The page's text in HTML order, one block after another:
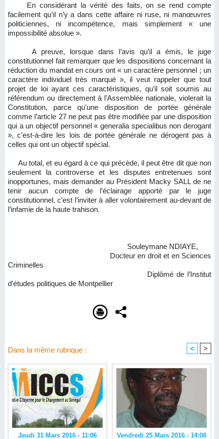
En considérant la vérité des faits, on se rend compte
facilement qu’il n’y a dans cette affaire ni ruse, ni manœuvres
politiciennes, ni incompétence, mais simplement « une
impossibilité absolue ».
A preuve, lorsque dans l’avis qu’il a émis, le juge
constitutionnel fait remarquer que les dispositions concernant la
réduction du mandat en cours ont « un caractère personnel ; un
caractère individuel très marqué », il veut rappeler que tout
projet de loi ayant ces caractéristiques, qu’il soit soumis au
référendum ou directement à l’Assemblée nationale, violerait la
Constitution, parce qu’une disposition de portée générale
comme l’article 27 ne peut pas être modifiée par une disposition
qui a un objectif personnel « generalia specialibus non derogant
», c’est-à-dire les lois de portée générale ne dérogent pas à
celles qui ont un objectif spécial.
Au total, et eu égard à ce qui précède, il peut être dit que non
seulement la controverse et les disputes entretenues sont
inopportunes, mais demander au Président Macky SALL de ne
tenir aucun compte de l’éclairage apporté par le juge
constitutionnel, c’est l’inviter à aller volontairement au-devant de
l’infamie de la haute trahison.
Souleymane NDIAYE,
Docteur en droit et en Sciences
Criminelles
Diplômé de l’Institut
d’études politiques de Montpellier
Dans la même rubrique : < >
Jeudi 31 Mars 2016 - 11:06 Vendredi 25 Mars 2016 - 14:08